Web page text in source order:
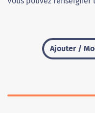
Ajouter /